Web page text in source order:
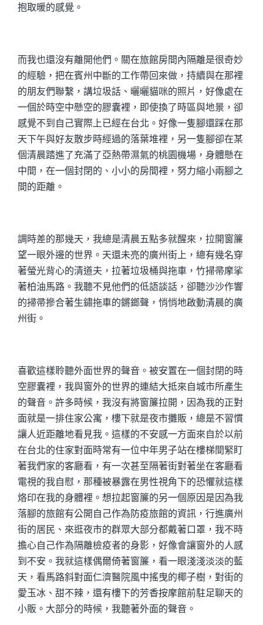
抱取暖的感覺。
而我也還沒有離開他們。關在旅館房間內隔離是很奇妙
的經驗，把在賓州中斷的工作帶回來做，持續與在那裡
的朋友們聯繫，講垃圾話、曬曬貓咪的照片，好像處在
一個於時空中懸空的膠囊裡，即使換了時區與地景，卻
感覺不到自己實際上已經在台北。好像一隻腳還踩在那
天下午與好友散步時經過的落葉堆裡，另一隻腳卻在某
個清晨踏進了充滿了亞熱帶濕氣的桃園機場，身體懸在
中間，在一個封閉的、小小的房間裡，努力縮小兩腳之
間的距離。
調時差的那幾天，我總是清晨五點多就醒來，拉開窗簾
望一眼外邊的世界。天還未亮的廣州街上，總有幾名穿
著螢光背心的清道夫，拉著垃圾桶與拖車，竹掃帚摩挲
著柏油馬路。我聽不見他們的低語談話，卻聽沙沙作響
的掃帚摻合著生鏽拖車的鏘鎯聲，悄悄地啟動清晨的廣
州街。
喜歡這樣聆聽外面世界的聲音。被安置在一個封閉的時
空膠囊裡，我與窗外的世界的連結大抵來自城市所產生
的聲音。許多時候，我沒有將窗簾拉開，因為我的正對
面就是一排住家公寓，樓下就是夜市攤販，總是不習慣
讓人近距離地看見我。這樣的不安感一方面來自於以前
在台北的住家對面時常有一位中年男子站在樓梯間緊盯
著我們家的客廳看，有一次甚至隔著街對著坐在客廳看
電視的我自慰，那種被暴露在男性視角下的恐懼就這樣
烙印在我的身體裡。想拉起窗簾的另一個原因是因為我
落腳的旅館有公開自己作為防疫旅館的資訊，行進廣州
街的居民、來逛夜市的群眾大部分都戴著口罩，我不時
擔心自己作為隔離檢疫者的身影，好像會讓窗外的人感
到不安。我就這樣偶爾倚著窗簾，看一眼淺淺淡淡的藍
天，看馬路斜對面仁濟醫院風中搖曳的椰子樹，對街的
愛玉冰、甜不辣，還有樓下的芳香按摩館前駐足聊天的
小販。大部分的時候，我聽著外面的聲音。